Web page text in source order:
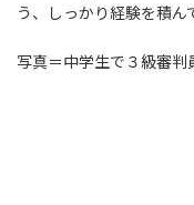
う、しっかり経験を積ん
写真＝中学生で３級審